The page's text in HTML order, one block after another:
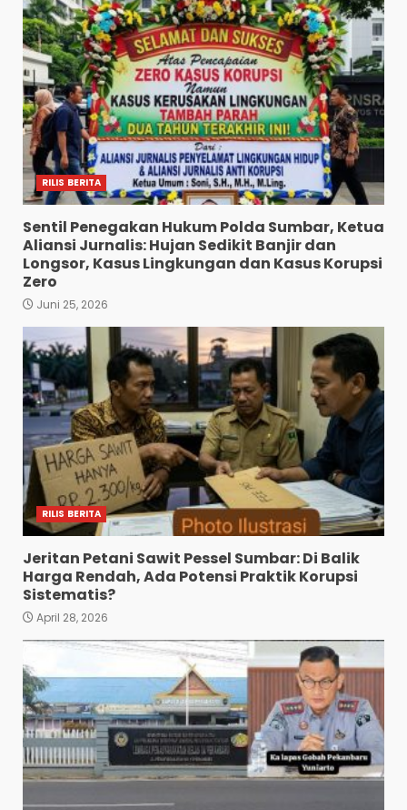
RILIS BERITA
Sentil Penegakan Hukum Polda Sumbar, Ketua
Aliansi Jurnalis: Hujan Sedikit Banjir dan
Longsor, Kasus Lingkungan dan Kasus Korupsi
Zero
Juni 25, 2026
RILIS BERITA
Jeritan Petani Sawit Pessel Sumbar: Di Balik
Harga Rendah, Ada Potensi Praktik Korupsi
Sistematis?
April 28, 2026